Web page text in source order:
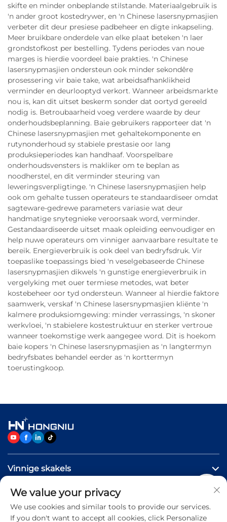
skifte en minder onbeplande stilstande. Materiaalgebruik is
'n ander groot kostedrywer, en 'n Chinese lasersnypmasjien
verbeter dit deur presiese padbeheer en digte inkapseling.
Meer bruikbare onderdele van elke plaat beteken 'n laer
grondstofkost per bestelling. Tydens periodes van noue
marges is hierdie voordeel baie prakties. 'n Chinese
lasersnypmasjien ondersteun ook minder sekondêre
prosessering vir baie take, wat arbeidsafhanklikheid
verminder en deurlooptyd verkort. Wanneer arbeidsmarkte
nou is, kan dit uitset beskerm sonder dat oortyd gereeld
nodig is. Betroubaarheid voeg verdere waarde by deur
onderhoudsbeplanning. Baie gebruikers rapporteer dat 'n
Chinese lasersnypmasjien met gehaltekomponente en
rutynonderhoud sy stabiele prestasie oor lang
produksieperiodes kan handhaaf. Voorspelbare
onderhoudsvensters is makliker om te beplan as
noodherstel, en dit verminder steuring van
leweringsverpligtinge. 'n Chinese lasersnypmasjien help
ook om gehalte tussen operateurs te standaardiseer omdat
sagteware-gedrewe parameters variasie wat deur
handmatige snytegnieke veroorsaak word, verminder.
Gestandaardiseerde uitset maak opleiding eenvoudiger en
help nuwe operateurs om vinniger aanvaarbare resultate te
bereik. Energieverbruik is ook deel van bedryfsdruk. Vir
toepaslike toepassings bied 'n veselgebaseerde Chinese
lasersnypmasjien dikwels 'n gunstige energieverbruik in
vergelyking met ouer termiese metodes, wat beter
kostebeheer oor tyd ondersteun. Wanneer al hierdie faktore
saamwerk, verskaf 'n Chinese lasersnypmasjien kliënte 'n
kalmere produksiomgewing: minder verrassings, 'n skoner
werkvloei, 'n stabielere kostestruktuur en sterker vertroue
wanneer toekomstige werk aangegee word. Dit is hoekom
baie kopers 'n Chinese lasersnypmasjien as 'n langtermyn
bedryfsbates behandel eerder as 'n korttermyn
toerustingkoop.
Vinnige skakels
PRODUKTE
We value your privacy
We use cookies and similar tools to provide our services.
If you don't want to accept all cookies, click Personalize